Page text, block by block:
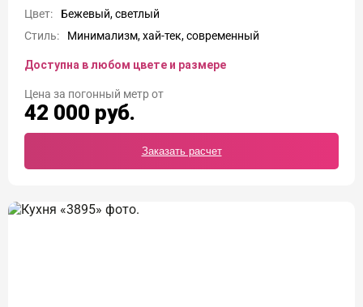
Цвет:
Бежевый, светлый
Стиль:
Минимализм, хай-тек, современный
Доступна в любом цвете и размере
Цена
42 000 руб.
Заказать расчет